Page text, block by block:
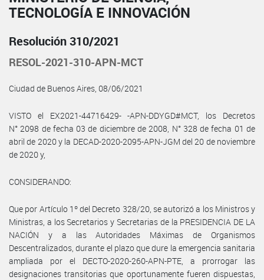
TECNOLOGÍA E INNOVACIÓN
Resolución 310/2021
RESOL-2021-310-APN-MCT
Ciudad de Buenos Aires, 08/06/2021
VISTO el EX2021-44716429- -APN-DDYGD#MCT, los Decretos
N° 2098 de fecha 03 de diciembre de 2008, N° 328 de fecha 01 de
abril de 2020 y la DECAD-2020-2095-APN-JGM del 20 de noviembre
de 2020 y,
CONSIDERANDO:
Que por Artículo 1º del Decreto 328/20, se autorizó a los Ministros y
Ministras, a los Secretarios y Secretarias de la PRESIDENCIA DE LA
NACIÓN y a las Autoridades Máximas de Organismos
Descentralizados, durante el plazo que dure la emergencia sanitaria
ampliada por el DECTO-2020-260-APN-PTE, a prorrogar las
designaciones transitorias que oportunamente fueren dispuestas,